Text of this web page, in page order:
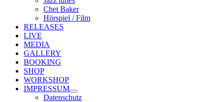
Chet Baker
Hörspiel / Film
RELEASES
LIVE
MEDIA
GALLERY
BOOKING
SHOP
WORKSHOP
IMPRESSUM
Datenschutz